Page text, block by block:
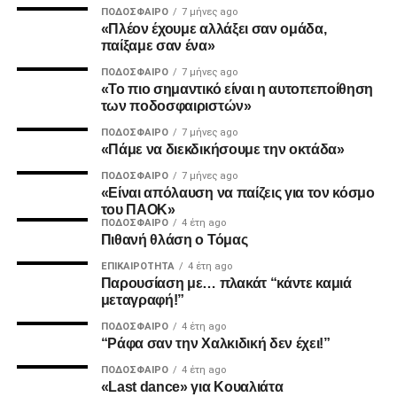
ADVERTISEMENT
2. Την πιο σίγουρη και την πιο γρήγορη λύση για την
πολύ να δωθεί στον λαό του ΠΑΟΚ.
Και από ότι φαίνεται, ούτε γρήγοροι, ούτε σίγουροι, ούτε
ανεξάρτητοι σταθήκατε.
Επιθυμία λοιπόν του κόσμου που σας στήριξε είναι να
δωθούν ΑΜΕΣΑ αποτελέσματα και λύσεις οι οποίες
υποστηρίζονται από συμπαγής απόψεις και όχι αβάσιμες
τεκμηριώσεις και κομφούζιο καθυστερήσεων για το τι
πραγματικά συμβαίνει με την κληρονομιά του συλλόγου
ΠΟΔΌΣΦΑΙΡΟ 7 μήνες ago
«Πλέον έχουμε αλλάξει σαν ομάδα,
παίξαμε σαν ένα»
ΠΟΔΌΣΦΑΙΡΟ 7 μήνες ago
«Το πιο σημαντικό είναι η αυτοπεποίθηση
των ποδοσφαιριστών»
ΠΟΔΌΣΦΑΙΡΟ 7 μήνες ago
«Πάμε να διεκδικήσουμε την οκτάδα»
ΠΟΔΌΣΦΑΙΡΟ 7 μήνες ago
«Είναι απόλαυση να παίζεις για τον κόσμο
του ΠΑΟΚ»
ΠΟΔΌΣΦΑΙΡΟ 4 έτη ago
Πιθανή θλάση ο Τόμας
ΕΠΙΚΑΙΡΌΤΗΤΑ 4 έτη ago
Παρουσίαση με… πλακάτ “κάντε καμιά
μεταγραφή!”
ΠΟΔΌΣΦΑΙΡΟ 4 έτη ago
“Ράφα σαν την Χαλκιδική δεν έχει!”
ΠΟΔΌΣΦΑΙΡΟ 4 έτη ago
«Last dance» για Κουαλιάτα